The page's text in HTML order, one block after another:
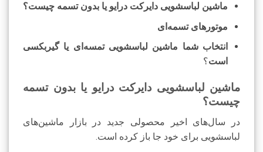
ماشین لباسشویی دایرکت درایو یا بدون تسمه چیست؟
موتورهای تسمه‌ای
انتخاب شما ماشین لباسشویی تمسه‌ای یا گیربکسی
است؟
ماشین لباسشویی دایرکت درایو یا بدون تسمه
چیست؟
در سال‌های اخیر محصولی جدید در بازار ماشین‌های
لباسشویی برای خود جا باز کرده است.